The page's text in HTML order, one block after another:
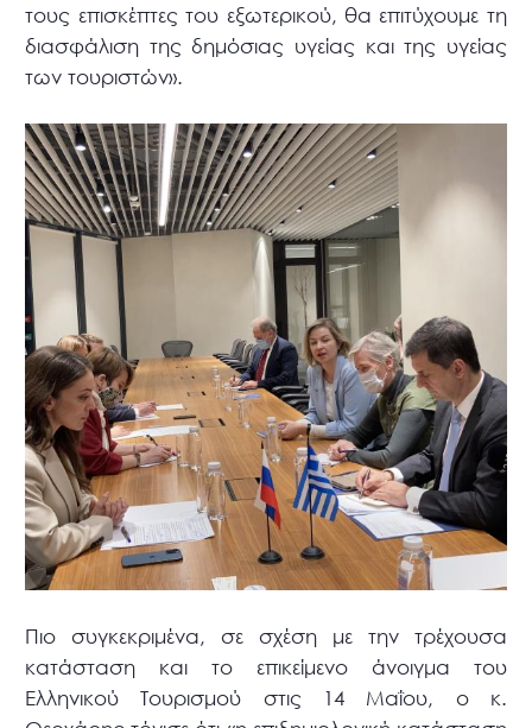
τους επισκέπτες του εξωτερικού, θα επιτύχουμε τη
διασφάλιση της δημόσιας υγείας και της υγείας
των τουριστών».
Πιο συγκεκριμένα, σε σχέση με την τρέχουσα
κατάσταση και το επικείμενο άνοιγμα του
Ελληνικού Τουρισμού στις 14 Μαΐου, ο κ.